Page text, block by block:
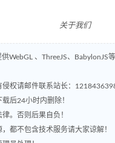
关于我们
WebGL 、ThreeJS、BabylonJS
权请邮件联系站长：
后24小时内删除！
。否则后果自负！
都不包含技术服务请大家谅解！